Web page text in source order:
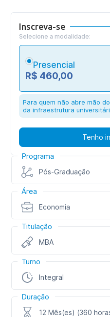
Programa
Pós-Graduação
Área
Economia
Titulação
MBA
Turno
Integral
Duração
12 Mês(es) (360
Inscreva-se
Selecione a modalidade:
Presencial
R$ 460,00
Para quem não abre mão
da infraestrutura
Tenho